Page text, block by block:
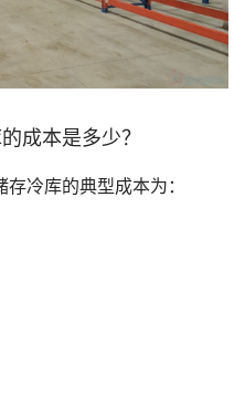
成本是多少？
冷库的典型成本为：